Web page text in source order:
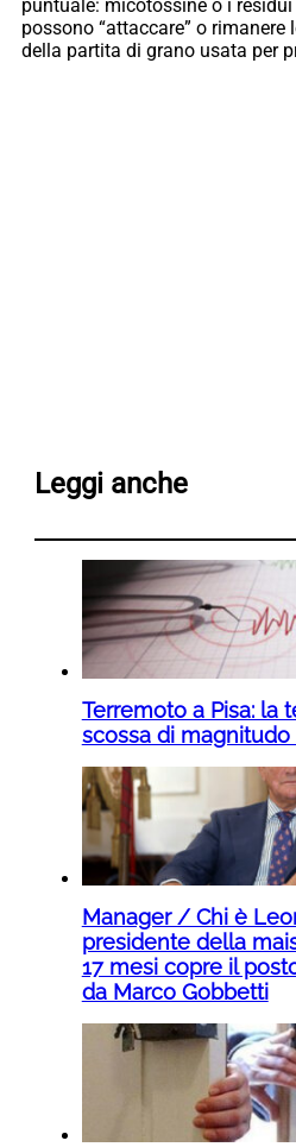
puntuale: micotossine o i
possono “attaccare” o
della partita di grano usata per
Leggi anche
Terremoto a Pisa: la
scossa di magnitudo
Manager / Chi è
presidente della
17 mesi copre il
da Marco Gobbetti